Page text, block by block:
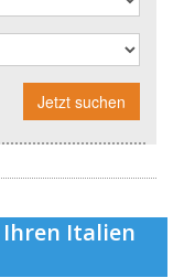
Jetzt suchen
Italien